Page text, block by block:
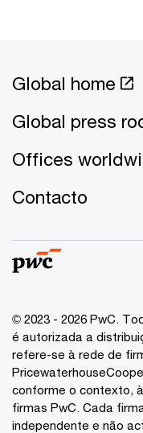
Global home
Global press
Offices
Contacto
© 2023 - 2026 PwC.
é autorizada a
refere-se à rede de
conforme o contexto,
firmas PwC. Cada
independente e não